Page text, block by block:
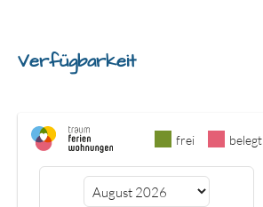
Verfügbarkeit
frei belegt